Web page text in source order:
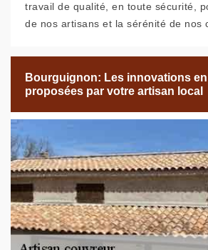
travail de qualité, en toute sécurité,
de nos artisans et la sérénité de nos
Bourguignon: Les innovations
proposées par votre artisan local